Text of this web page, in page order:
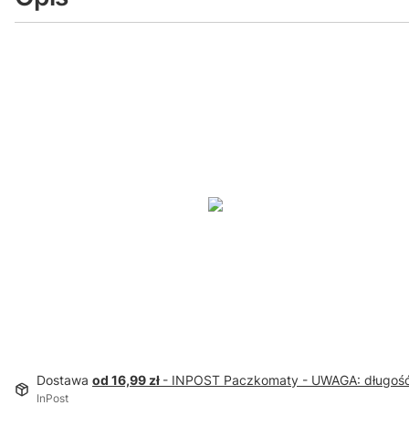
Dostawa od 16,99 zł - INPOST Paczkomaty - UWAGA:
InPost